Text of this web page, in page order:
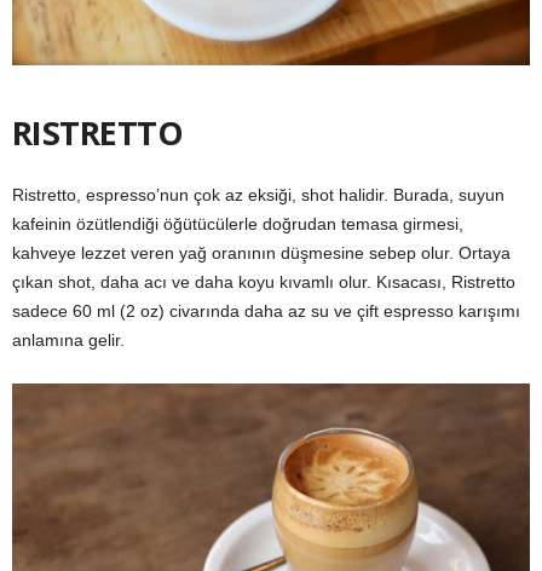
RISTRETTO
Ristretto, espresso’nun çok az eksiği, shot halidir. Burada, suyun
kafeinin özütlendiği öğütücülerle doğrudan temasa girmesi,
kahveye lezzet veren yağ oranının düşmesine sebep olur. Ortaya
çıkan shot, daha acı ve daha koyu kıvamlı olur. Kısacası, Ristretto
sadece 60 ml (2 oz) civarında daha az su ve çift espresso karışımı
anlamına gelir.